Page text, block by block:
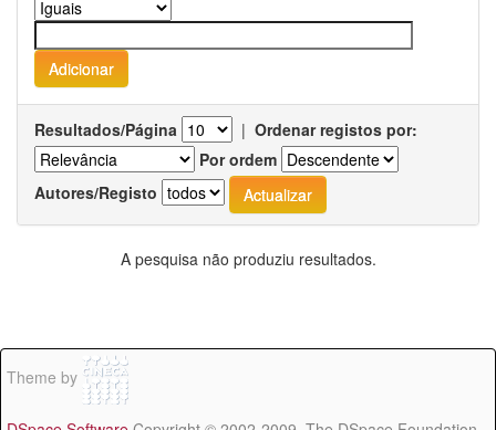
Resultados/Página | Ordenar registos por:
Por ordem
Autores/Registo
A pesquisa não produziu resultados.
Theme by